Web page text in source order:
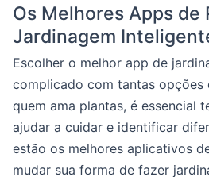
Os Melhores Apps de
Jardinagem
Escolher o melhor app de
complicado com tantas opções
quem ama plantas, é essencial
ajudar a cuidar e identificar
estão os melhores aplicativos
mudar sua forma de fazer